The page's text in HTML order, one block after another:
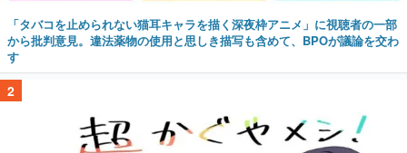
「タバコを止められない猫耳キャラを描く深夜枠アニメ」に視聴者の一部
から批判意見。違法薬物の使用と思しき描写も含めて、BPOが議論を交わ
す
2